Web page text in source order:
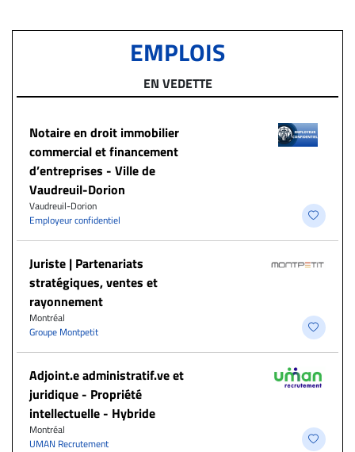
EMPLOIS
EN VEDETTE
Notaire en droit immobilier
commercial et financement
d’entreprises - Ville de
Vaudreuil-Dorion
Vaudreuil-Dorion
Employeur confidentiel
Juriste | Partenariats
stratégiques, ventes et
rayonnement
Montréal
Groupe Montpetit
Adjoint.e administratif.ve et
juridique - Propriété
intellectuelle - Hybride
Montréal
UMAN Recrutement